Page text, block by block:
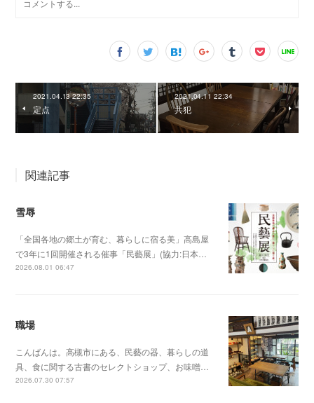
2021.04.13 22:35
定点
2021.04.11 22:34
共犯
関連記事
雪辱
「全国各地の郷土が育む、暮らしに宿る美」高島屋
で3年に1回開催される催事「民藝展」(協力:日本…
2026.08.01 06:47
職場
こんばんは。高槻市にある、民藝の器、暮らしの道
具、食に関する古書のセレクトショップ、お味噌…
2026.07.30 07:57